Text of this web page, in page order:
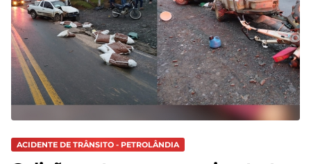
ACIDENTE DE TRÂNSITO - PETROLÂNDIA